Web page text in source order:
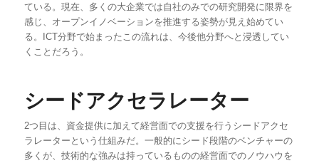
ている。現在、多くの大企業では自社のみでの研究開発に限界を
感じ、オープンイノベーションを推進する姿勢が見え始めてい
る。ICT分野で始まったこの流れは、今後他分野へと浸透してい
くことだろう。
シードアクセラレーター
2つ目は、資金提供に加えて経営面での支援を行うシードアクセ
ラレーターという仕組みだ。一般的にシード段階のベンチャーの
多くが、技術的な強みは持っているものの経営面でのノウハウを